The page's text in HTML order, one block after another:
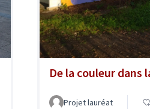
De la couleur dans
Projet lauréat